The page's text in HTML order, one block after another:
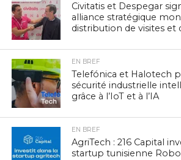
Civitatis et Despegar
alliance stratégique
distribution de visites et
EN BREF
Telefónica et Halotech
sécurité industrielle
grâce à l’IoT et à l’IA
EN BREF
AgriTech : 216 Capital
startup tunisienne